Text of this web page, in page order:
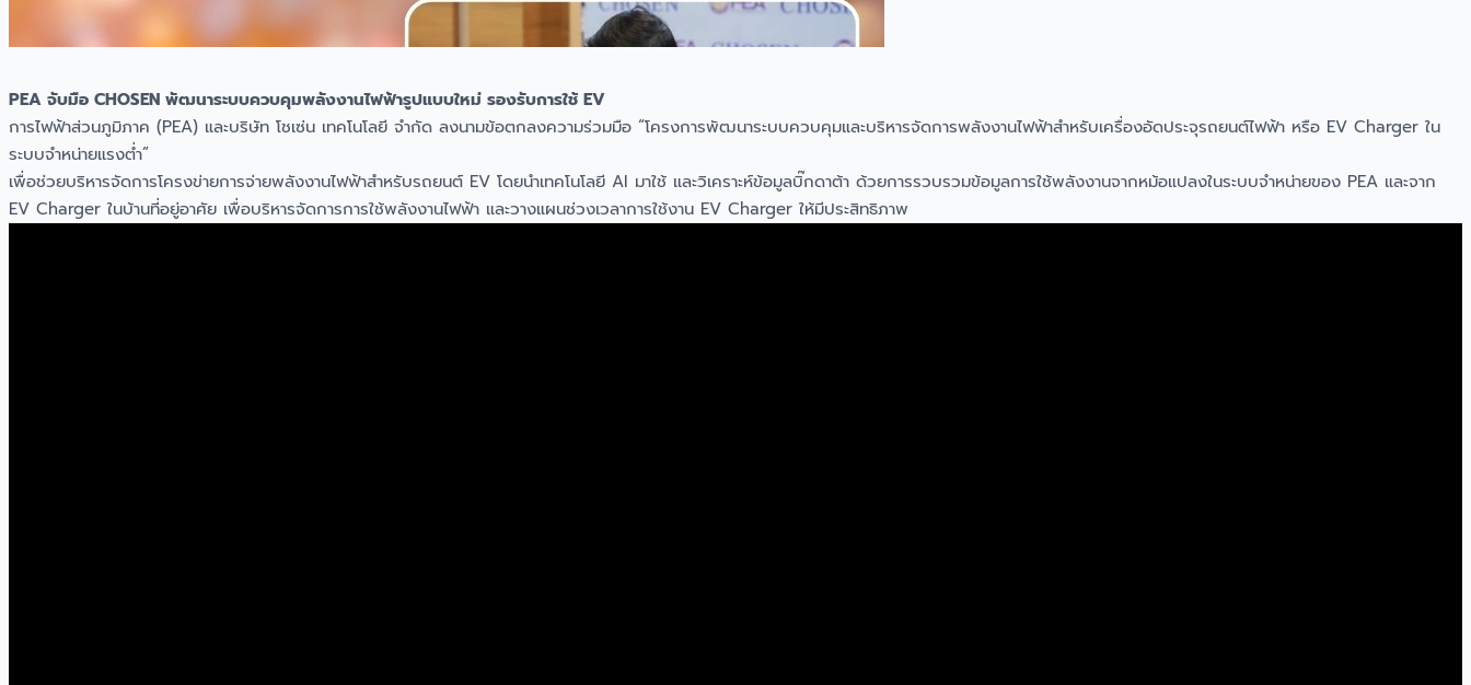
PEA จับมือ CHOSEN พัฒนาระบบควบคุมพลังงานไฟฟ้ารูปแบบใหม่ รองรับการใช้ EV
การไฟฟ้าส่วนภูมิภาค (PEA) และบริษัท โชเซ่น เทคโนโลยี จำกัด ลงนามข้อตกลงความร่วมมือ “โครงการพัฒนาระบบควบคุมและบริหารจัดการพลังงานไฟฟ้าสำหรับเครื่องอัดประจุรถยนต์ไฟฟ้า หรือ EV Charger ใน
ระบบจำหน่ายแรงต่ำ”
เพื่อช่วยบริหารจัดการโครงข่ายการจ่ายพลังงานไฟฟ้าสำหรับรถยนต์ EV โดยนำเทคโนโลยี AI มาใช้ และวิเคราะห์ข้อมูลบิ๊กดาต้า ด้วยการรวบรวมข้อมูลการใช้พลังงานจากหม้อแปลงในระบบจำหน่ายของ PEA และจาก
EV Charger ในบ้านที่อยู่อาศัย เพื่อบริหารจัดการการใช้พลังงานไฟฟ้า และวางแผนช่วงเวลาการใช้งาน EV Charger ให้มีประสิทธิภาพ